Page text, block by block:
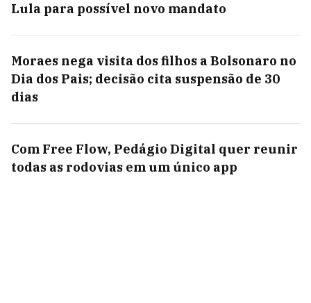
Lula para possível novo mandato
Moraes nega visita dos filhos a Bolsonaro no
Dia dos Pais; decisão cita suspensão de 30
dias
Com Free Flow, Pedágio Digital quer reunir
todas as rodovias em um único app